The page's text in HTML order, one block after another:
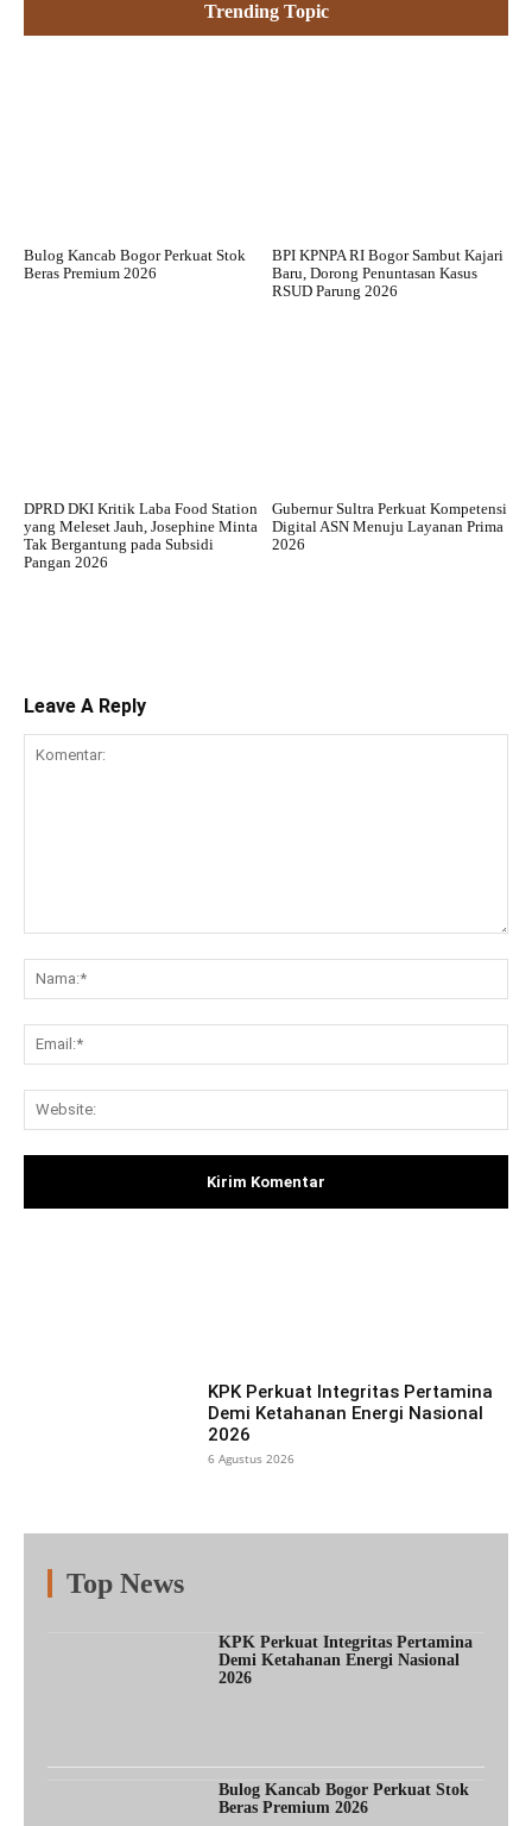
Trending Topic
Bulog Kancab Bogor Perkuat Stok
Beras Premium 2026
BPI KPNPA RI Bogor Sambut Kajari
Baru, Dorong Penuntasan Kasus
RSUD Parung 2026
DPRD DKI Kritik Laba Food Station
yang Meleset Jauh, Josephine Minta
Tak Bergantung pada Subsidi
Pangan 2026
Gubernur Sultra Perkuat Kompetensi
Digital ASN Menuju Layanan Prima
2026
Leave A Reply
KPK Perkuat Integritas Pertamina
Demi Ketahanan Energi Nasional
2026
6 Agustus 2026
Top News
KPK Perkuat Integritas Pertamina
Demi Ketahanan Energi Nasional
2026
Bulog Kancab Bogor Perkuat Stok
Beras Premium 2026